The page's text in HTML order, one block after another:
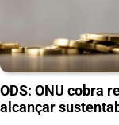
ODS: ONU cobra
alcançar